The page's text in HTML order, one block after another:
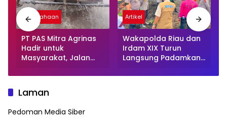
Perusahaan
‎PT PAS Mitra Agrinas
Hadir untuk
Masyarakat, Jalan
Dirawat dan Disiram
Artikel
Wakapolda Riau dan
Irdam XIX Turun
Langsung Padamkan
Limau Kapas Rohil
Laman
Pedoman Media Siber